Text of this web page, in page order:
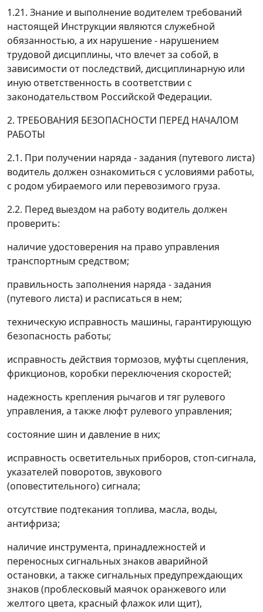
1.21. Знание и выполнение водителем требований
настоящей Инструкции являются служебной
обязанностью, а их нарушение - нарушением
трудовой дисциплины, что влечет за собой, в
зависимости от последствий, дисциплинарную или
иную ответственность в соответствии с
законодательством Российской Федерации.
2. ТРЕБОВАНИЯ БЕЗОПАСНОСТИ ПЕРЕД НАЧАЛОМ
РАБОТЫ
2.1. При получении наряда - задания (путевого листа)
водитель должен ознакомиться с условиями работы,
с родом убираемого или перевозимого груза.
2.2. Перед выездом на работу водитель должен
проверить:
наличие удостоверения на право управления
транспортным средством;
правильность заполнения наряда - задания
(путевого листа) и расписаться в нем;
техническую исправность машины, гарантирующую
безопасность работы;
исправность действия тормозов, муфты сцепления,
фрикционов, коробки переключения скоростей;
надежность крепления рычагов и тяг рулевого
управления, а также люфт рулевого управления;
состояние шин и давление в них;
исправность осветительных приборов, стоп-сигнала,
указателей поворотов, звукового
(оповестительного) сигнала;
отсутствие подтекания топлива, масла, воды,
антифриза;
наличие инструмента, принадлежностей и
переносных сигнальных знаков аварийной
остановки, а также сигнальных предупреждающих
знаков (проблесковый маячок оранжевого или
желтого цвета, красный флажок или щит),